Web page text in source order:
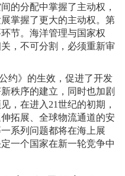
的分配中掌握了主动权，
掌握了更大的主动权。第
节。海洋管理与国家权
，不可分割，必须重新审
约》的生效，促进了开发
秩序的建立，同时也加剧
，在进入 21世纪的初期，
拓展、全球物流通道的安
系列问题都将在海上展
一个国家在新一轮竞争中